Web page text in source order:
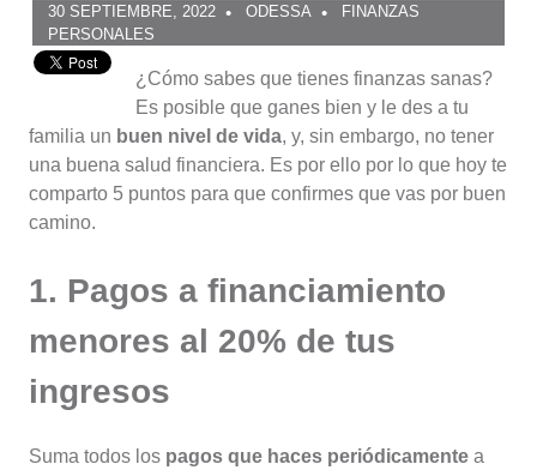
30 SEPTIEMBRE, 2022 ODESSA
FINANZAS
PERSONALES
¿Cómo sabes que tienes finanzas sanas?
Es posible que ganes bien y le des a tu
familia un buen nivel de vida, y, sin embargo, no tener
una buena salud financiera. Es por ello por lo que hoy te
comparto 5 puntos para que confirmes que vas por buen
camino.
1. Pagos a financiamiento
menores al 20% de tus
ingresos
Suma todos los pagos que haces periódicamente a